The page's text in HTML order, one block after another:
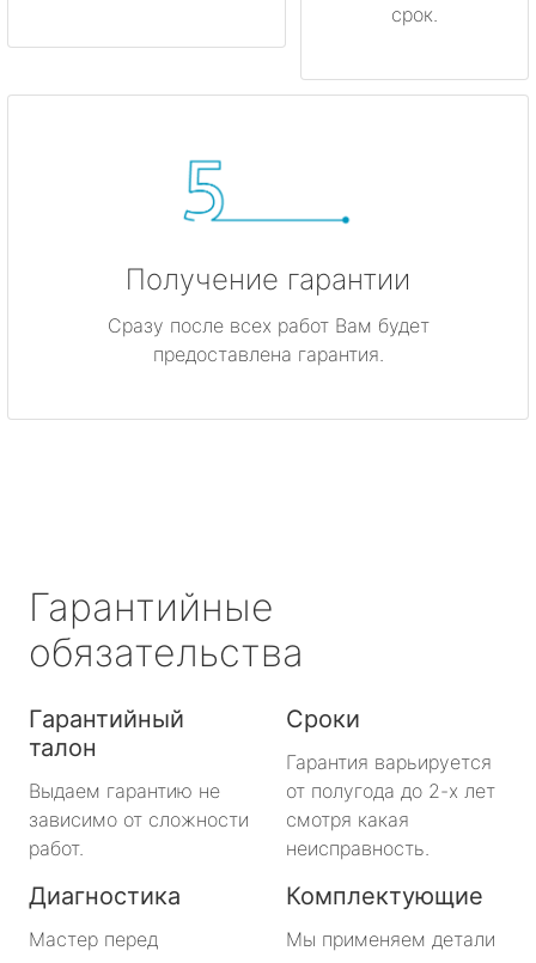
срок.
Получение гарантии
Сразу после всех работ Вам будет
предоставлена гарантия.
Гарантийные
обязательства
Гарантийный
талон
Выдаем гарантию не
зависимо от сложности
работ.
Сроки
Гарантия варьируется
от полугода до 2-х лет
смотря какая
неисправность.
Диагностика
Мастер перед
Комплектующие
Мы применяем детали